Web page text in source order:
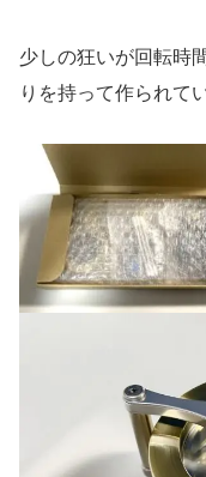
少しの狂いが回転時
りを持って作られて